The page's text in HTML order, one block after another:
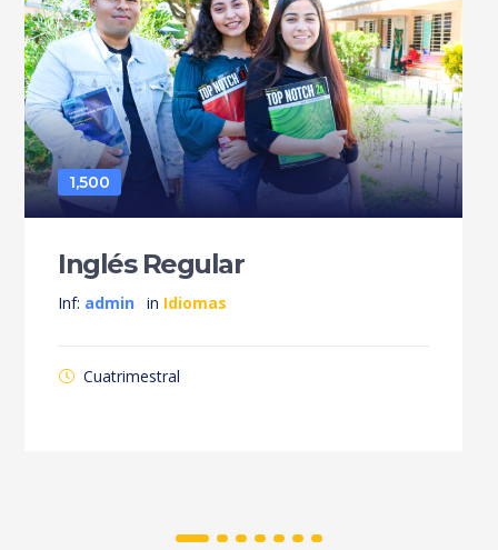
1,500
Inglés Regular
Inf: admin in Idiomas
Cuatrimestral